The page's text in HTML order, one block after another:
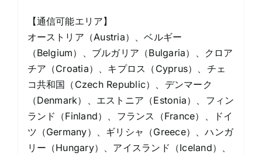
【通信可能エリア】
オーストリア（Austria）、ベルギー
（Belgium）、ブルガリア（Bulgaria）、クロア
チア（Croatia）、キプロス（Cyprus）、チェ
コ共和国（Czech Republic）、デンマーク
（Denmark）、エストニア（Estonia）、フィン
ランド（Finland）、フランス（France）、ドイ
ツ（Germany）、ギリシャ（Greece）、ハンガ
リー（Hungary）、アイスランド（Iceland）、